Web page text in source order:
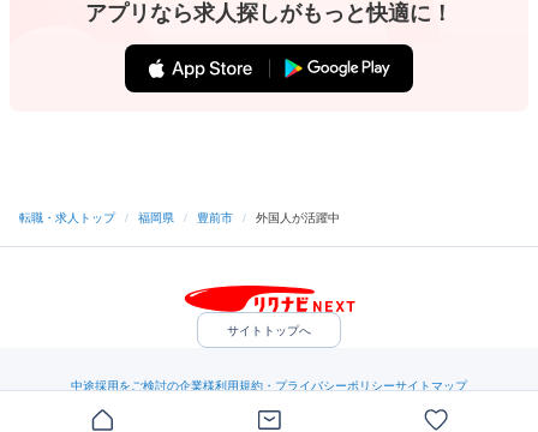
アプリなら求人探しがもっと快適に！
転職・求人トップ / 福岡県 / 豊前市 / 外国人が活躍中
サイトトップへ
中途採用をご検討の企業様利用規約・プライバシーポリシーサイトマップ
（C）Indeed Inc.